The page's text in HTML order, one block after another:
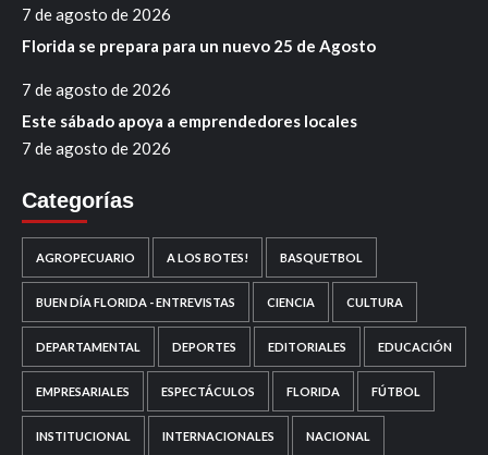
7 de agosto de 2026
Florida se prepara para un nuevo 25 de Agosto
7 de agosto de 2026
Este sábado apoya a emprendedores locales
7 de agosto de 2026
Categorías
AGROPECUARIO A LOS BOTES! BASQUETBOL
BUEN DÍA FLORIDA - ENTREVISTAS CIENCIA CULTURA
DEPARTAMENTAL DEPORTES EDITORIALES EDUCACIÓN
EMPRESARIALES ESPECTÁCULOS FLORIDA FÚTBOL
INSTITUCIONAL INTERNACIONALES NACIONAL